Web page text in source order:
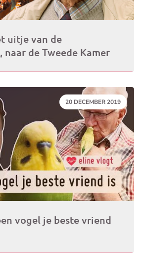
uitje van de
de Tweede Kamer
DATUM:
20 DECEMBER 2019
vogel je beste vriend